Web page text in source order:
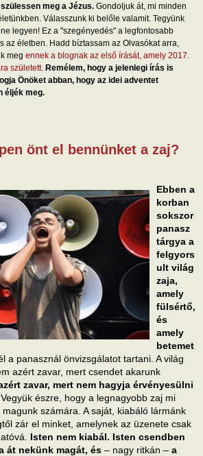
meg a Jézus. Gondoljuk át, mi minden
Válasszunk ki belőle valamit. Tegyünk
legyen! Ez a "szegényedés" a legfontosabb
az életben. Hadd bíztassam az Olvasókat arra,
meg ennek a blognak az első írását, amely 2017.
született. Remélem, hogy a jelenlegi írás is
Önöket abban, hogy az idei adventet
éljék meg.
önt el bennünket a zaj?
Ebben a
korban
sokszor
panasz
tárgya a
felgyors
ult világ
zaja,
amely
fülsértő,
és
amely
betemet
a panasznál önvizsgálatot tartani. A világ
azért zavar, mert csendet akarunk
zavar, mert nem hagyja érvényesülni
Vegyük észre, hogy a legnagyobb zaj mi
számára. A saját, kiabáló lármánk
zár el minket, amelynek az üzenete csak
Isten nem kiabál. Isten csendben
át nekünk magát, és – nagy ritkán – a